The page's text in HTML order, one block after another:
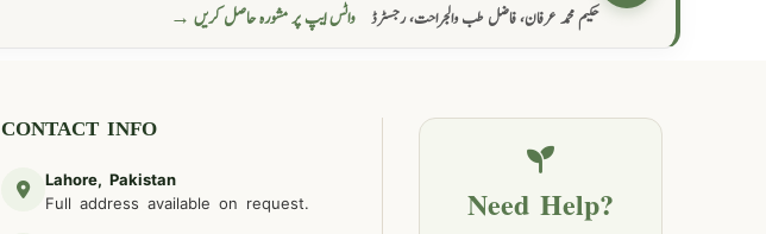
حکیم محمد عرفان، فاضل طب والجراحت، رجسٹرڈ واٹس ایپ پر مشورہ حاصل کریں →
CONTACT INFO
Lahore, Pakistan
Full address available on request.
Need Help?